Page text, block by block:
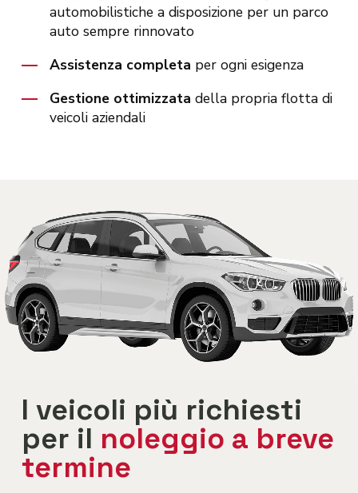
automobilistiche a disposizione per un parco
auto sempre rinnovato
Assistenza completa per ogni esigenza
Gestione ottimizzata della propria flotta di
veicoli aziendali
I veicoli più richiesti
per il noleggio a breve
termine